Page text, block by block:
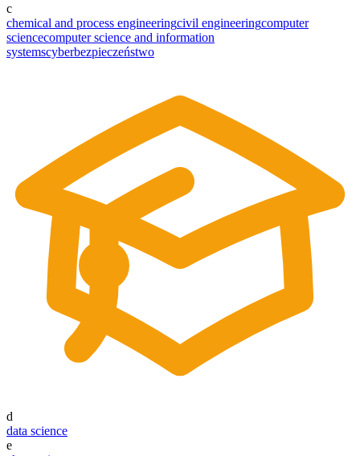
c
chemical and process engineeringcivil engineeringcomputer
sciencecomputer science and information
systemscyberbezpieczeństwo
d
data science
e